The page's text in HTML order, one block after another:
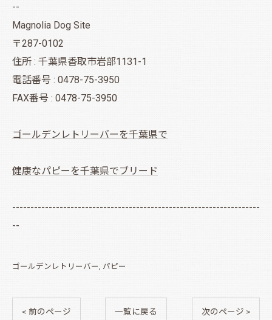
--
Magnolia Dog Site
〒287-0102
住所 : 千葉県香取市岩部1131-1
電話番号 : 0478-75-3950
FAX番号 : 0478-75-3950
ゴールデンレトリーバーを千葉県で
健康なパピーを千葉県でブリード
--------------------------------------------------------------------
--
ゴールデンレトリーバー パピー
< 前のページ 一覧に戻る 次のページ >